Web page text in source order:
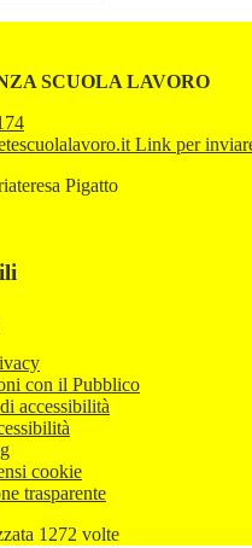
SCUOLA LAVORO
Link per
Pigatto
con il Pubblico
accessibilità
cookie
trasparente
1272 volte